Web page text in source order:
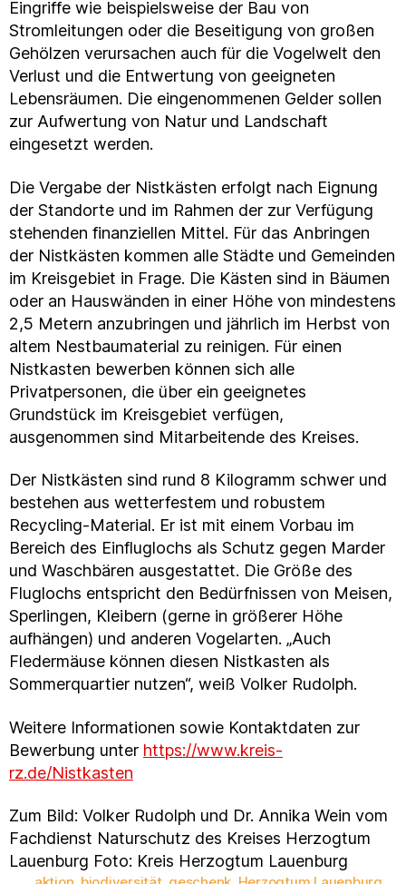
Eingriffe wie beispielsweise der Bau von
Stromleitungen oder die Beseitigung von großen
Gehölzen verursachen auch für die Vogelwelt den
Verlust und die Entwertung von geeigneten
Lebensräumen. Die eingenommenen Gelder sollen
zur Aufwertung von Natur und Landschaft
eingesetzt werden.
Die Vergabe der Nistkästen erfolgt nach Eignung
der Standorte und im Rahmen der zur Verfügung
stehenden finanziellen Mittel. Für das Anbringen
der Nistkästen kommen alle Städte und Gemeinden
im Kreisgebiet in Frage. Die Kästen sind in Bäumen
oder an Hauswänden in einer Höhe von mindestens
2,5 Metern anzubringen und jährlich im Herbst von
altem Nestbaumaterial zu reinigen. Für einen
Nistkasten bewerben können sich alle
Privatpersonen, die über ein geeignetes
Grundstück im Kreisgebiet verfügen,
ausgenommen sind Mitarbeitende des Kreises.
Der Nistkästen sind rund 8 Kilogramm schwer und
bestehen aus wetterfestem und robustem
Recycling-Material. Er ist mit einem Vorbau im
Bereich des Einfluglochs als Schutz gegen Marder
und Waschbären ausgestattet. Die Größe des
Fluglochs entspricht den Bedürfnissen von Meisen,
Sperlingen, Kleibern (gerne in größerer Höhe
aufhängen) und anderen Vogelarten. „Auch
Fledermäuse können diesen Nistkasten als
Sommerquartier nutzen“, weiß Volker Rudolph.
Weitere Informationen sowie Kontaktdaten zur
Bewerbung unter https://www.kreis-
rz.de/Nistkasten
Zum Bild: Volker Rudolph und Dr. Annika Wein vom
Fachdienst Naturschutz des Kreises Herzogtum
Lauenburg Foto: Kreis Herzogtum Lauenburg